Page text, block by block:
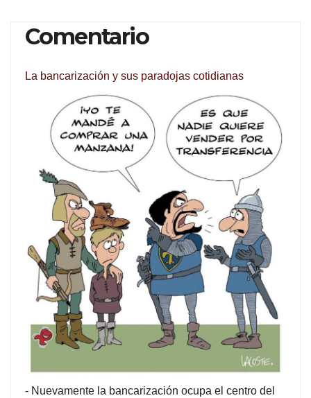
Comentario
La bancarización y sus paradojas cotidianas
- Nuevamente la bancarización ocupa el centro del